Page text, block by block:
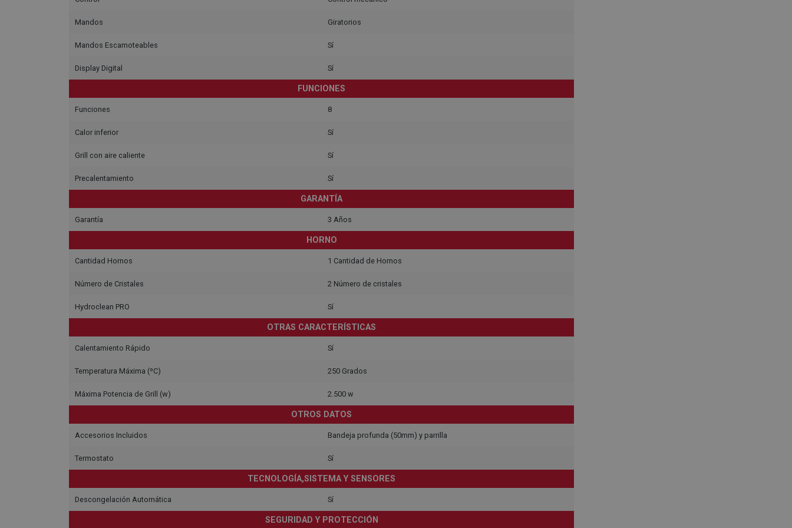
Mandos Giratorios
Mandos Escamoteables Sí
Display Digital Sí
FUNCIONES
Funciones 8
Calor inferior Sí
Grill con aire caliente Sí
Precalentamiento Sí
GARANTÍA
Garantía 3 Años
HORNO
Cantidad Hornos 1 Cantidad de Hornos
Número de Cristales 2 Número de cristales
Hydroclean PRO Sí
OTRAS CARACTERÍSTICAS
Calentamiento Rápido Sí
Temperatura Máxima (ºC) 250 Grados
Máxima Potencia de Grill (w) 2.500 w
OTROS DATOS
Accesorios Incluidos Bandeja profunda (50mm) y parrilla
Termostato Sí
TECNOLOGÍA,SISTEMA Y SENSORES
Descongelación Automática Sí
SEGURIDAD Y PROTECCIÓN